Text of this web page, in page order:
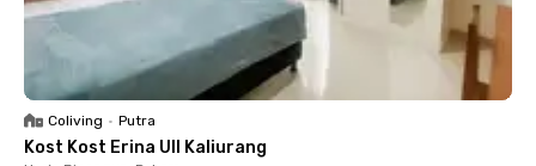
Coliving • Putra
Kost Kost Erina UII Kaliurang